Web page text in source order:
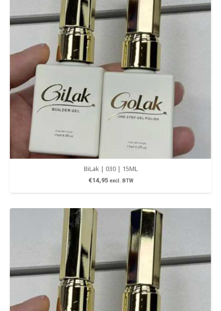
BiLak | 030 | 15ML
€14,95 excl. BTW